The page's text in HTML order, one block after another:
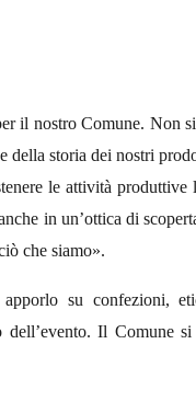
il nostro Comune. Non
storia dei nostri
le attività
in un’ottica di
che siamo».
su confezioni,
Il Comune